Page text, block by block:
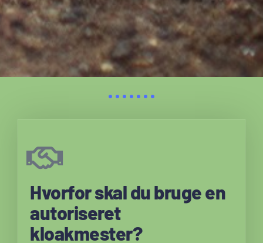
Hvorfor skal du bruge en
autoriseret
kloakmester?